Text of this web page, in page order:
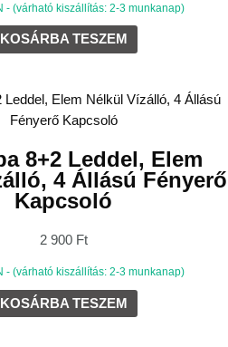
- (várható kiszállítás: 2-3 munkanap)
KOSÁRBA TESZEM
8+2 Leddel, Elem
4 Állású Fényerő
Kapcsoló
2 900 Ft
- (várható kiszállítás: 2-3 munkanap)
KOSÁRBA TESZEM